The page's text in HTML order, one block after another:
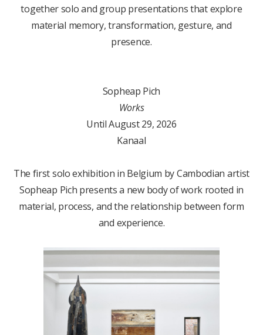
together solo and group presentations that explore
material memory, transformation, gesture, and
presence.
Sopheap Pich
Works
Until August 29, 2026
Kanaal
The first solo exhibition in Belgium by Cambodian artist
Sopheap Pich presents a new body of work rooted in
material, process, and the relationship between form
and experience.